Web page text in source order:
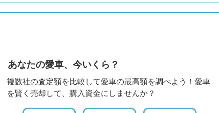
あなたの愛車、今いくら？
複数社の査定額を比較して愛車の最高額を調べよう！愛車
を賢く売却して、購入資金にしませんか？